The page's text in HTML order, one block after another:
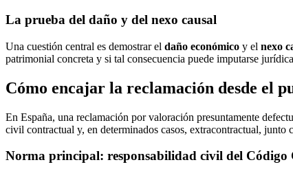
La prueba del daño y del nexo causal
Una cuestión central es demostrar el daño económico y el nexo
patrimonial concreta y si tal consecuencia puede imputarse
Cómo encajar la reclamación desde el
En España, una reclamación por valoración presuntamente
civil contractual y, en determinados casos, extracontractual, junto
Norma principal: responsabilidad civil del Código